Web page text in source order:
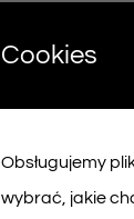
Podobne
Cookies
Obsługujemy
wybrać, jakie